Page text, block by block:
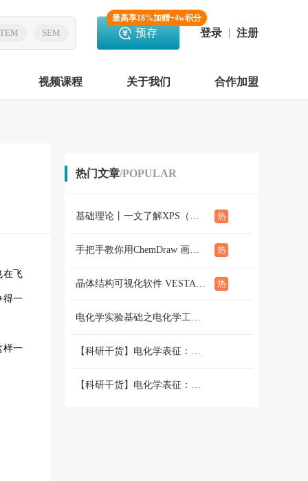
TEM SEM
最高享18%加赠+4w积分
预存 登录 注册
视频课程 关于我们 合作加盟
在飞
得一
样一
热门文章/POPULAR
基础理论丨一文了解XPS（概念、定性定量分析、分析方法、谱线结构）
手把手教你用ChemDraw 画化学结构式：基础篇
晶体结构可视化软件 VESTA使用教程（下篇）
电化学实验基础之电化学工作站篇 （二）三电极和两电极体系的搭建 和测试
【科研干货】电化学表征：循环伏安法详解（上）
【科研干货】电化学表征：循环伏安法详解（下）